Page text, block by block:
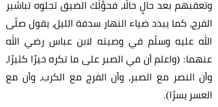
وتعقبهم بعد حالٍ حالًا، فحوِّلْك الضيق تجلوه تباشير
الفرج، كما يبدد ضياء النهار سدفة الليل، يقول صلّى
الله عليه وسلّم في وصيته لابن عباس رضي الله
عنهما: (واعلم أن في الصبر على ما تكره خيرًا كثيرًا،
وأن النصر مع الصبر، وأن الفرج مع الكرب، وأن مع
العسر يسرًا).